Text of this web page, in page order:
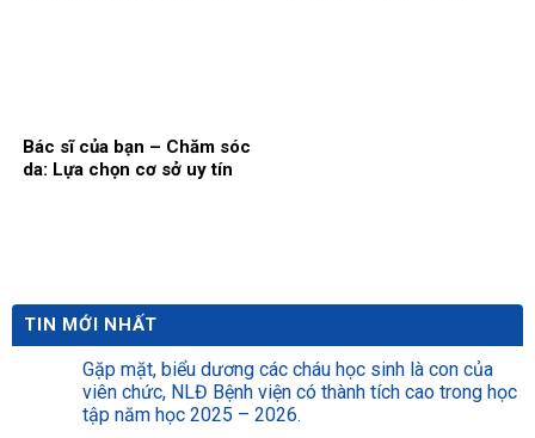
Bác sĩ của bạn – Chăm sóc
da: Lựa chọn cơ sở uy tín
TIN MỚI NHẤT
Gặp mặt, biểu dương các cháu học sinh là con của
viên chức, NLĐ Bệnh viện có thành tích cao trong học
tập năm học 2025 – 2026.